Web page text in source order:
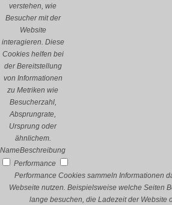
verstehen, wie
Besucher mit der
Website
interagieren. Diese
Cookies helfen bei
der Bereitstellung
von Informationen
zu Metriken wie
Besucherzahl,
Absprungrate,
Ursprung oder
ähnlichem.
NameBeschreibung
Performance
Performance Cookies sammeln Informationen
Webseite nutzen. Beispielsweise welche Seiten
lange besuchen, die Ladezeit der Website